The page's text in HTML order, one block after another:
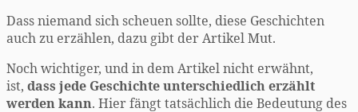
Dass niemand sich scheuen sollte, diese Geschichten
auch zu erzählen, dazu gibt der Artikel Mut.
Noch wichtiger, und in dem Artikel nicht erwähnt,
ist, dass jede Geschichte unterschiedlich erzählt
werden kann. Hier fängt tatsächlich die Bedeutung des